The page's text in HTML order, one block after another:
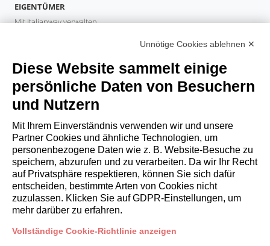
EIGENTÜMER
Mit Italianway verwalten
PROPERTY MANAGER
Partner werden
Italianway Academy
Aufenthalt buchen
Langzeitaufenthalte
Gästeerlebnisse
Rabatte fuer gaeste
Bedingungen für Unternehmen
booking@italianway.house
Unnötige Cookies ablehnen ✕
Diese Website sammelt einige
persönliche Daten von Besuchern
und Nutzern
Mit Ihrem Einverständnis verwenden wir und unsere
Partner Cookies und ähnliche Technologien, um
personenbezogene Daten wie z. B. Website-Besuche zu
speichern, abzurufen und zu verarbeiten. Da wir Ihr Recht
auf Privatsphäre respektieren, können Sie sich dafür
entscheiden, bestimmte Arten von Cookies nicht
zuzulassen. Klicken Sie auf GDPR-Einstellungen, um
mehr darüber zu erfahren.
Vollständige Cookie-Richtlinie anzeigen